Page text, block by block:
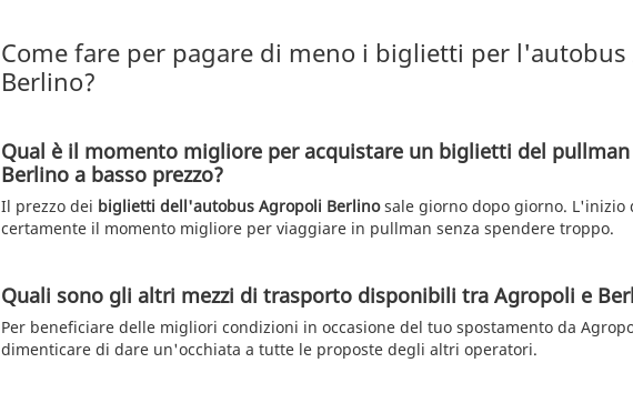
Come fare per pagare di meno i biglietti per
Berlino?
Qual è il momento migliore per acquistare un biglietti del
Berlino a basso prezzo?
Il prezzo dei biglietti dell'autobus Agropoli Berlinosale giorno dopo giorno. L'inizio
certamente il momento migliore per viaggiare in pullman senza spendere troppo.
Quali sono gli altri mezzi di trasporto disponibili tra Agropoli e
Per beneficiare delle migliori condizioni in occasione del tuo spostamento da
dimenticare di dare un'occhiata a tutte le proposte degli altri operatori.